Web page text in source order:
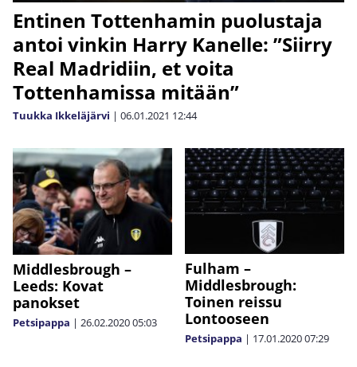
Entinen Tottenhamin puolustaja
antoi vinkin Harry Kanelle: ”Siirry
Real Madridiin, et voita
Tottenhamissa mitään”
Tuukka Ikkeläjärvi | 06.01.2021 12:44
Middlesbrough –
Leeds: Kovat
panokset
Petsipappa | 26.02.202005:03
Fulham –
Middlesbrough:
Toinen reissu
Lontooseen
Petsipappa | 17.01.202007:29